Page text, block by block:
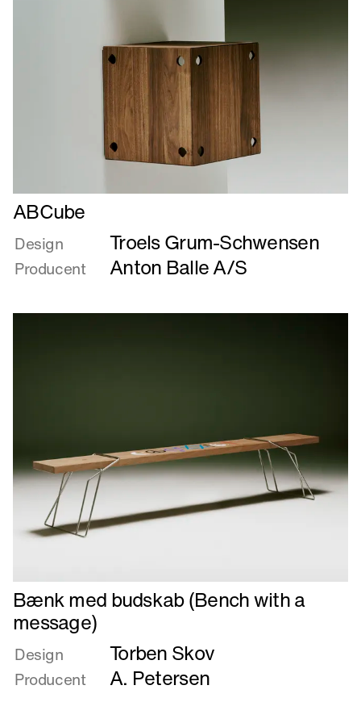
Læs
mere
om
ABCube
ABCube
Design Troels Grum-Schwensen
Producent Anton Balle A/S
Læs
mere
om
Bænk
budskab
Bænk med budskab (Bench with a
message)
Design Torben Skov
Producent A. Petersen